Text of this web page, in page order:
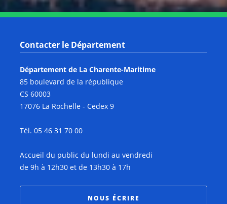
Contacter le Département
Département de La Charente-Maritime
85 boulevard de la république
CS 60003
17076 La Rochelle - Cedex 9
Tél. 05 46 31 70 00
Accueil du public du lundi au vendredi
de 9h à 12h30 et de 13h30 à 17h
NOUS ÉCRIRE